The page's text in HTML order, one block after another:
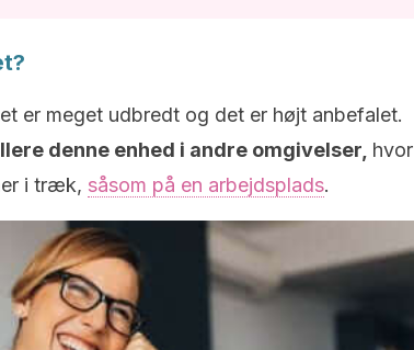
er meget udbredt og det er højt anbefalet.
denne enhed i andre omgivelser, hvor
i træk, såsom på en arbejdsplads.